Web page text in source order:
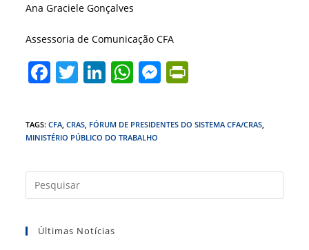
Ana Graciele Gonçalves
Assessoria de Comunicação CFA
F
c
e
o
o
k
T
itt
er
Li
k
e
n
W
at
s
p
p
M
ss
g
er
tF
n
dl
TAGS:CFA CRAS FÓRUM DE PRESIDENTES DO SISTEMA CFA/CRAS
MINISTÉRIO PÚBLICO DO TRABALHO
a
Últimas Notícias